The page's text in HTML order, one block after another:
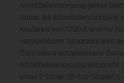
Altmöbelentsorgung gelten
Sofas; die Altmöbelentsorgung
Kaufpreis von 1.200 € und nur
vergleichbarer Sitzanzahl zum
Darstellung ausgewiesene
Altmöbelentsorgung entspricht
einen 2-Sitzer (15 € je Sitzplatz)